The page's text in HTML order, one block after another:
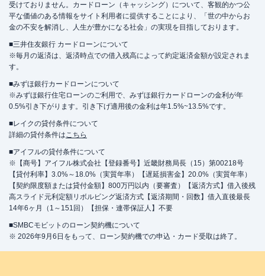
受けておりません。カードローン（キャッシング）について、客観的かつ公
平な価値のある情報をサイト利用者に提供することにより、「世の中からお
金の不安を解消し、人生が豊かになる社会」の実現を目指しております。
■三井住友銀行 カードローンについて
※毎月の返済は、返済時点での借入残高によって約定返済金額が設定されま
す。
■みずほ銀行カードローンについて
※みずほ銀行住宅ローンのご利用で、みずほ銀行カードローンの金利が年
0.5%引き下がります。引き下げ適用後の金利は年1.5%~13.5%です。
■レイクの貸付条件について
詳細の貸付条件はこちら
■アイフルの貸付条件について
※【商号】アイフル株式会社【登録番号】近畿財務局長（15）第00218号
【貸付利率】3.0%～18.0%（実質年率）【遅延損害金】20.0%（実質年率）
【契約限度額または貸付金額】800万円以内（要審査）【返済方式】借入後残
高スライド元利定額リボルビング返済方式【返済期間・回数】借入直後最長
14年6ヶ月（1～151回）【担保・連帯保証人】不要
■SMBCモビットのローン契約機について
※ 2026年9月6日をもって、ローン契約機での申込・カード受取は終了。